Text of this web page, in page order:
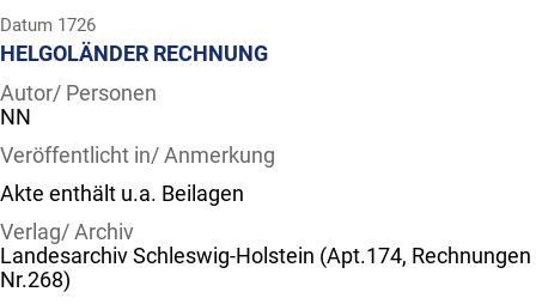
Datum 1726
HELGOLÄNDER RECHNUNG
Autor/ Personen
NN
Veröffentlicht in/ Anmerkung
Akte enthält u.a. Beilagen
Verlag/ Archiv
Landesarchiv Schleswig-Holstein (Apt.174, Rechnungen
Nr.268)